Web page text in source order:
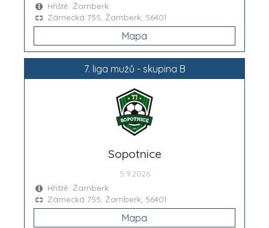
Hřiště: Žamberk
Zámecká 755, Žamberk, 56401
Mapa
7. liga mužů - skupina B
Sopotnice
5.9.2026
Hřiště: Žamberk
Zámecká 755, Žamberk, 56401
Mapa